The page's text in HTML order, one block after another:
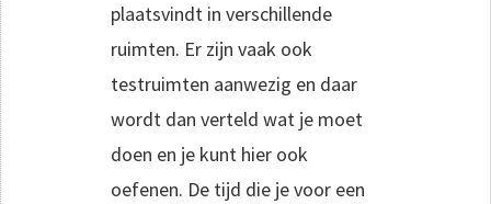
plaatsvindt in verschillende
ruimten. Er zijn vaak ook
testruimten aanwezig en daar
wordt dan verteld wat je moet
doen en je kunt hier ook
oefenen. De tijd die je voor een